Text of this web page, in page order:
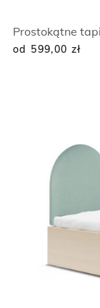
Prostokątne
od 599,00zł